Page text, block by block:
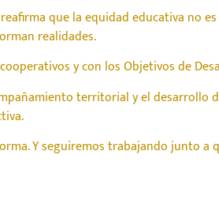
que la equidad educativa no
realidades.
y con los Objetivos de
territorial y el
Y seguiremos trabajando junto a